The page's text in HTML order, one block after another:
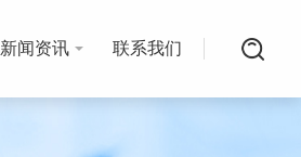
新闻资讯 联系我们